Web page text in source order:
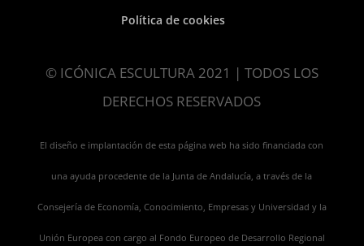
Política de cookies
© ICÓNICA ESCULTURA 2021 | TODOS LOS
DERECHOS RESERVADOS
El diseño e implantación de esta página web ha sido financiada con
una ayuda procedente de la Junta de Andalucía, a través de la
Consejería de Economía, Conocimiento, Empresas y Universidad y la
Unión Europea con cargo al Fondo Europeo de Desarrollo Regional